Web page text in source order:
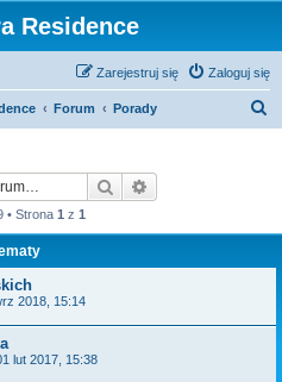
Residence
Zaloguj się
Zarejestruj się
Forum Porady
Szukaj
• Strona 1 z 1
2018, 15:14
lut 2017, 15:38